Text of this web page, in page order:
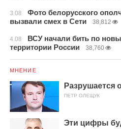
3.08
Фото белорусского
вызвали смех в Сети
38,812
4.08
ВСУ начали бить по
территории России
38,760
МНЕНИЕ
Разрушается
ПЕТР ОЛЕЩУК
Эти цифры